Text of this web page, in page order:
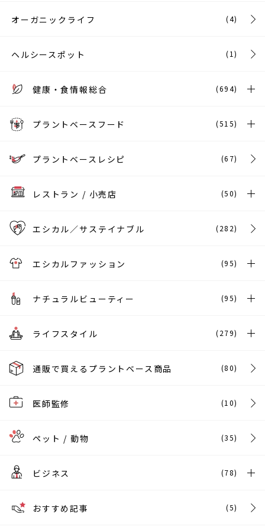
オーガニックライフ (4)
ヘルシースポット (1)
健康・食情報総合 (694)
プラントベースフード (515)
プラントベースレシピ (67)
レストラン / 小売店 (50)
エシカル／サステイナブル (282)
エシカルファッション (95)
ナチュラルビューティー (95)
ライフスタイル (279)
通販で買えるプラントベース商品 (80)
医師監修 (10)
ペット / 動物 (35)
ビジネス (78)
おすすめ記事 (5)